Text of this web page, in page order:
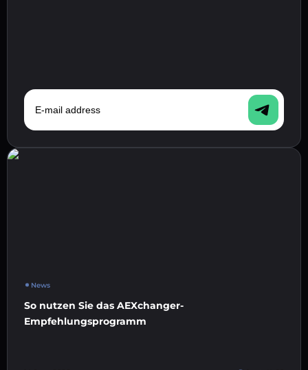
E-mail address
News
So nutzen Sie das AEXchanger-
Empfehlungsprogramm